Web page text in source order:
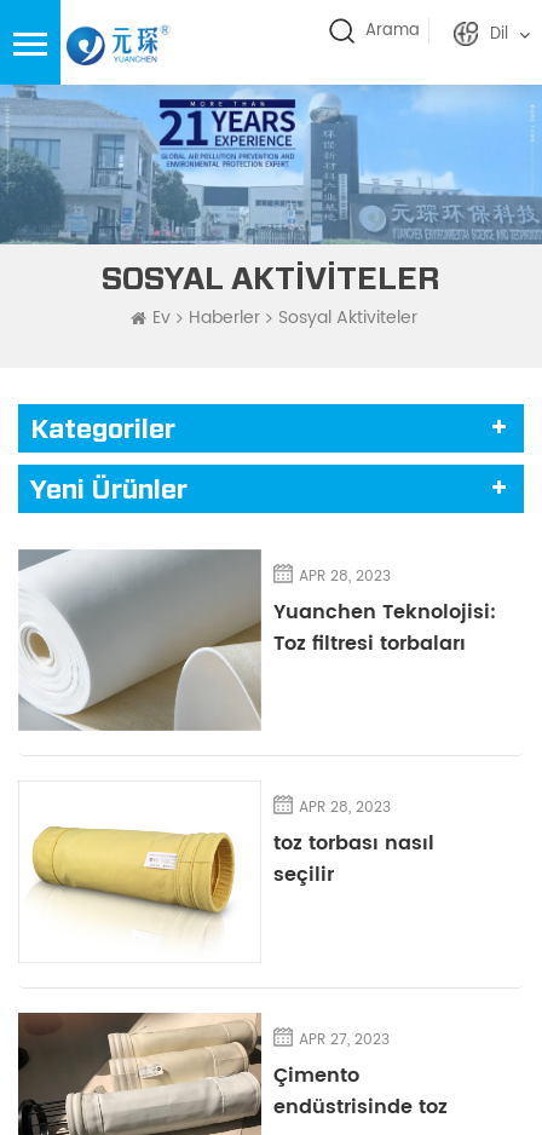
Arama Dil
SOSYAL AKTIVITELER
Ev Haberler Sosyal Aktiviteler
Kategoriler
Yeni Ürünler
APR 28, 2023
Yuanchen Teknolojisi:
Toz filtresi torbaları
APR 28, 2023
toz torbası nasıl
seçilir
APR 27, 2023
Çimento
endüstrisinde toz